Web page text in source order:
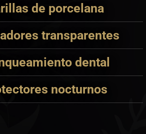
de porcelana
transparentes
dental
nocturnos